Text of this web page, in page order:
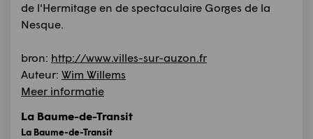
de l'Hermitage en de spectaculaire Gorges de la
Nesque.
bron: http://www.villes-sur-auzon.fr
Auteur: Wim Willems
Meer informatie
La Baume-de-Transit
La Baume-de-Transit